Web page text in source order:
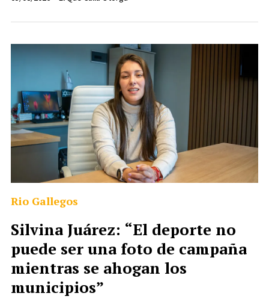
Silvina Juárez: “El deporte no
puede ser una foto de campaña
mientras se ahogan los
municipios”
Rio Gallegos